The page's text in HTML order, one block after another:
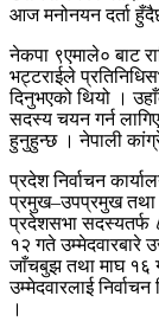
आज मनोनयन दर्ता
नेकपा ९एमाले० बाट
भट्टराईले
दिनुभएको थियो ।
सदस्य चयन गर्न
हुनुहुन्छ । नेपाली
प्रदेश निर्वाचन
प्रमुख–उपप्रमुख तथा
प्रदेशसभा सदस्यतर्फ
१२ गते उम्मेदवारबारे
जाँचबुझ तथा माघ १६
उम्मेदवारलाई
।